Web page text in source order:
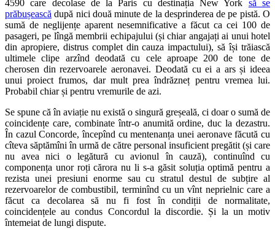
4590 care decolase de la Paris cu destinația New York să se
prăbușească după nici două minute de la desprinderea de pe pistă. O
sumă de neglijențe aparent nesemnificative a făcut ca cei 100 de
pasageri, pe lîngă membrii echipajului (și chiar angajați ai unui hotel
din apropiere, distrus complet din cauza impactului), să își trăiască
ultimele clipe arzînd deodată cu cele aproape 200 de tone de
cherosen din rezervoarele aeronavei. Deodată cu ei a ars și ideea
unui proiect frumos, dar mult prea îndrăzneț pentru vremea lui.
Probabil chiar și pentru vremurile de azi.
Se spune că în aviație nu există o singură greșeală, ci doar o sumă de
coincidențe care, combinate într-o anumită ordine, duc la dezastru.
În cazul Concorde, începînd cu mentenanța unei aeronave făcută cu
cîteva săptămîni în urmă de către personal insuficient pregătit (și care
nu avea nici o legătură cu avionul în cauză), continuînd cu
componența unor roți cărora nu li s-a găsit soluția optimă pentru a
rezista unei presiuni enorme sau cu stratul destul de subțire al
rezervoarelor de combustibil, terminînd cu un vînt neprielnic care a
făcut ca decolarea să nu fi fost în condiții de normalitate,
coincidențele au condus Concordul la discordie. Și la un motiv
întemeiat de lungi dispute.